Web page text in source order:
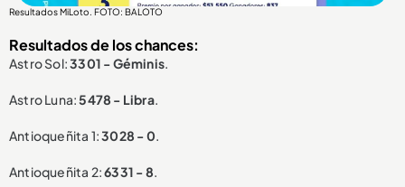
Resultados MiLoto. FOTO: BALOTO
Resultados de los chances:
Astro Sol:3301 - Géminis.
Astro Luna:5478 - Libra.
Antioqueñita 1:3028 - 0.
Antioqueñita 2:6331 - 8.